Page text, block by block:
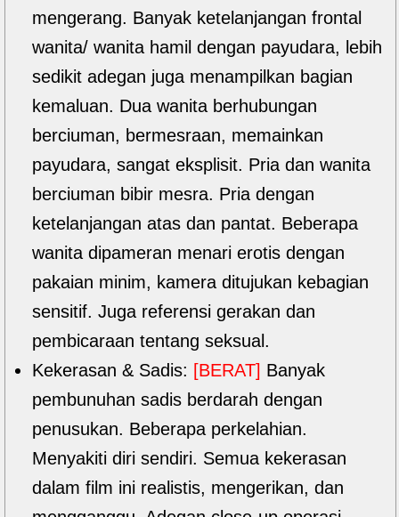
mengerang. Banyak ketelanjangan frontal
wanita/ wanita hamil dengan payudara, lebih
sedikit adegan juga menampilkan bagian
kemaluan. Dua wanita berhubungan
berciuman, bermesraan, memainkan
payudara, sangat eksplisit. Pria dan wanita
berciuman bibir mesra. Pria dengan
ketelanjangan atas dan pantat. Beberapa
wanita dipameran menari erotis dengan
pakaian minim, kamera ditujukan kebagian
sensitif. Juga referensi gerakan dan
pembicaraan tentang seksual.
Kekerasan & Sadis: [BERAT] Banyak
pembunuhan sadis berdarah dengan
penusukan. Beberapa perkelahian.
Menyakiti diri sendiri. Semua kekerasan
dalam film ini realistis, mengerikan, dan